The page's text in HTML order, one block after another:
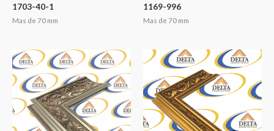
1703-40-1
Mas de 70 mm
1169-996
Mas de 70 mm